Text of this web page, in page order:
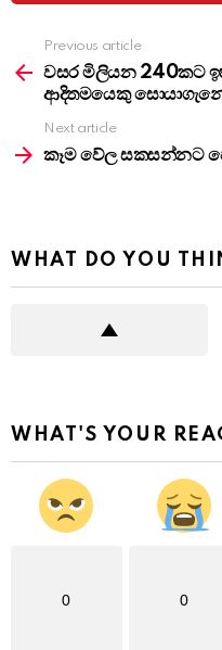
more
Previous article
වසර මිලියන 240කට
ආදිතමයෙකු
Next article
කෑම වේල සකසන්නට
WHAT DO YOU
WHAT'S YOUR
0 0